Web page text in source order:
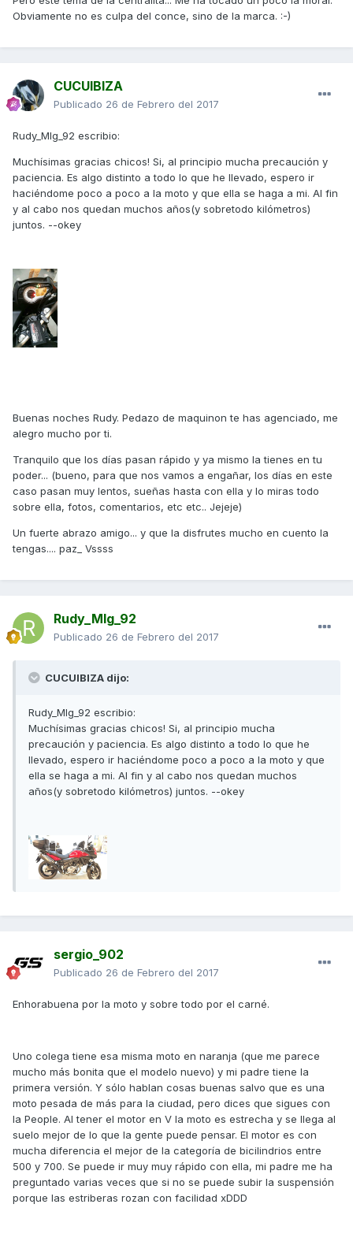
Obviamente no es culpa del conce, sino de la marca. :-)
CUCUIBIZA
Publicado 26 de Febrero del 2017
Rudy_Mlg_92 escribio:
Muchísimas gracias chicos! Si, al principio mucha precaución y
paciencia. Es algo distinto a todo lo que he llevado, espero ir
haciéndome poco a poco a la moto y que ella se haga a mi. Al fin
y al cabo nos quedan muchos años(y sobretodo kilómetros)
juntos. --okey
Buenas noches Rudy. Pedazo de maquinon te has agenciado, me
alegro mucho por ti.
Tranquilo que los días pasan rápido y ya mismo la tienes en tu
poder... (bueno, para que nos vamos a engañar, los días en este
caso pasan muy lentos, sueñas hasta con ella y lo miras todo
sobre ella, fotos, comentarios, etc etc.. Jejeje)
Un fuerte abrazo amigo... y que la disfrutes mucho en cuento la
tengas.... paz_ Vssss
Rudy_Mlg_92
Publicado 26 de Febrero del 2017
CUCUIBIZA dijo:
Rudy_Mlg_92 escribio:
Muchísimas gracias chicos! Si, al principio mucha
precaución y paciencia. Es algo distinto a todo lo que he
llevado, espero ir haciéndome poco a poco a la moto y que
ella se haga a mi. Al fin y al cabo nos quedan muchos
años(y sobretodo kilómetros) juntos. --okey
sergio_902
Publicado 26 de Febrero del 2017
Enhorabuena por la moto y sobre todo por el carné.
Uno colega tiene esa misma moto en naranja (que me parece
mucho más bonita que el modelo nuevo) y mi padre tiene la
primera versión. Y sólo hablan cosas buenas salvo que es una
moto pesada de más para la ciudad, pero dices que sigues con
la People. Al tener el motor en V la moto es estrecha y se llega al
suelo mejor de lo que la gente puede pensar. El motor es con
mucha diferencia el mejor de la categoría de bicilindrios entre
500 y 700. Se puede ir muy muy rápido con ella, mi padre me ha
preguntado varias veces que si no se puede subir la suspensión
porque las estriberas rozan con facilidad xDDD